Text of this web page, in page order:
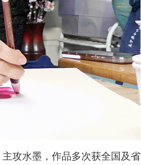
攻水墨，作品多次获全国及省